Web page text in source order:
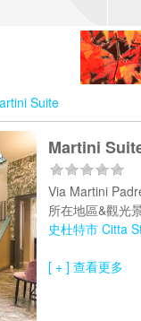
Suite
Martini
Via Martini
所在地區&觀光
史杜特市 Citta
[ + ] 查看更多